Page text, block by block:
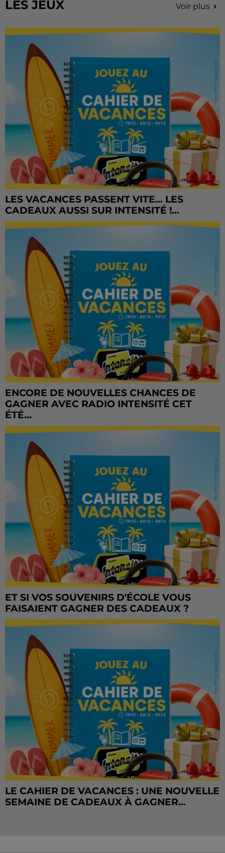
LES JEUX Voir plus
LES VACANCES PASSENT VITE... LES
CADEAUX AUSSI SUR INTENSITÉ !...
ENCORE DE NOUVELLES CHANCES DE
GAGNER AVEC RADIO INTENSITÉ CET
ÉTÉ...
ET SI VOS SOUVENIRS D'ÉCOLE VOUS
FAISAIENT GAGNER DES CADEAUX ?
LE CAHIER DE VACANCES : UNE NOUVELLE
SEMAINE DE CADEAUX À GAGNER...